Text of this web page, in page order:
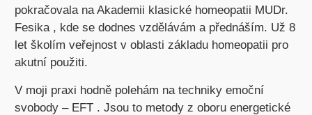
pokračovala na Akademii klasické homeopatii MUDr.
Fesika , kde se dodnes vzdělávám a přednáším. Už 8
let školím veřejnost v oblasti základu homeopatii pro
akutní použiti.
V moji praxi hodně polehám na techniky emoční
svobody – EFT . Jsou to metody z oboru energetické